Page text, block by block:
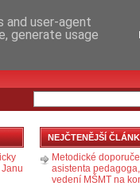
NEJČTENĚJŠÍ
Metodické
asistenta
vedení MŠMT na
and user-agent
generate usage